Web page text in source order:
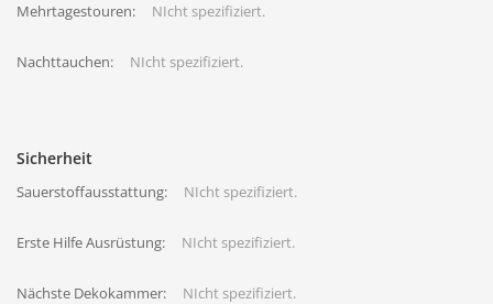
Mehrtagestouren: NIcht spezifiziert.
Nachttauchen: NIcht spezifiziert.
Sicherheit
Sauerstoffausstattung: NIcht spezifiziert.
Erste Hilfe Ausrüstung: NIcht spezifiziert.
Nächste Dekokammer: NIcht spezifiziert.